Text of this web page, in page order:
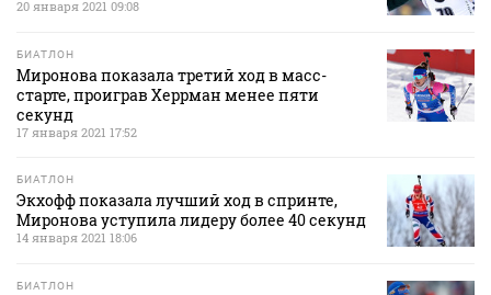
20 января 2021 09:08
БИАТЛОН
Миронова показала третий ход в масс-
старте, проиграв Херрман менее пяти
секунд
17 января 2021 17:52
БИАТЛОН
Экхофф показала лучший ход в спринте,
Миронова уступила лидеру более 40 секунд
14 января 2021 18:06
БИАТЛОН